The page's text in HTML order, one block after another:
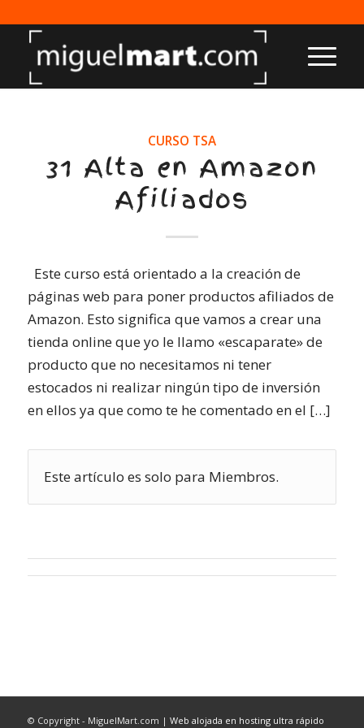
CURSO TSA
31 Alta en Amazon
Afiliados
Este curso está orientado a la creación de
páginas web para poner productos afiliados de
Amazon. Esto significa que vamos a crear una
tienda online que yo le llamo «escaparate» de
producto que no necesitamos ni tener
estocados ni realizar ningún tipo de inversión
en ellos ya que como te he comentado en el […]
Este artículo es solo para Miembros.
© Copyright - MiguelMart.com | Web alojada en hosting ultra rápido